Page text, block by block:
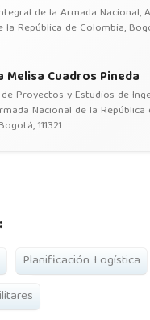
de la Armada Nacional,
República de Colombia,
Melisa Cuadros Pineda
Proyectos y Estudios de
Nacional de la República
111321
Planificación Logística